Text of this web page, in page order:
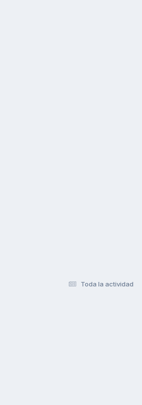
Toda la actividad